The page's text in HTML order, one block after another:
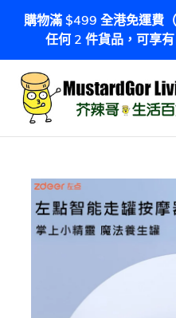
容
購物滿 $499 全港免運費
任何 2 件貨品，可享